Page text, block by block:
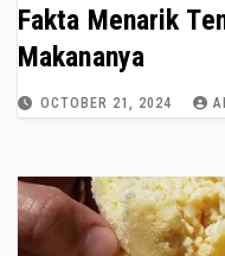
Fakta Menarik
Makananya
OCTOBER 21, 2024